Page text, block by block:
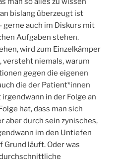
bislang überzeugt ist
gerne auch im Diskurs mit
Aufgaben stehen.
wird zum Einzelkämper
versteht niemals, warum
gegen die eigenen
die der Patient*innen
in der Folge an
hat, dass man sich
aber durch sein zynisches,
im den Untiefen
läuft. Oder was